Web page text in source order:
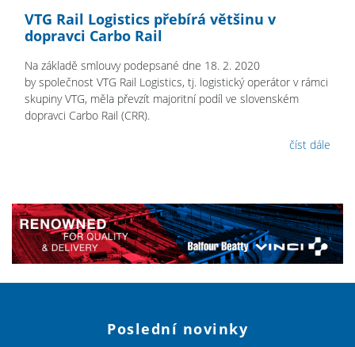
VTG Rail Logistics přebírá většinu v
dopravci Carbo Rail
Na základě smlouvy podepsané dne 18. 2. 2020
by společnost VTG Rail Logistics, tj. logistický operátor v rámci
skupiny VTG, měla převzít majoritní podíl ve slovenském
dopravci Carbo Rail (CRR).
číst dále
Poslední novinky